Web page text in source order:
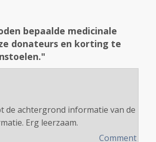
bepaalde medicinale
donateurs en korting te
de achtergrond informatie van de
Erg leerzaam.
Comment